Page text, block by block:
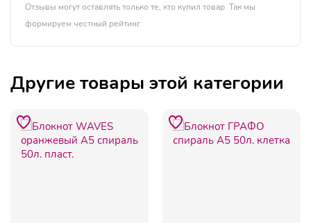
Отзывы могут оставлять только те, кто купил товар. Так мы
формируем честный рейтинг.
Другие товары этой категории